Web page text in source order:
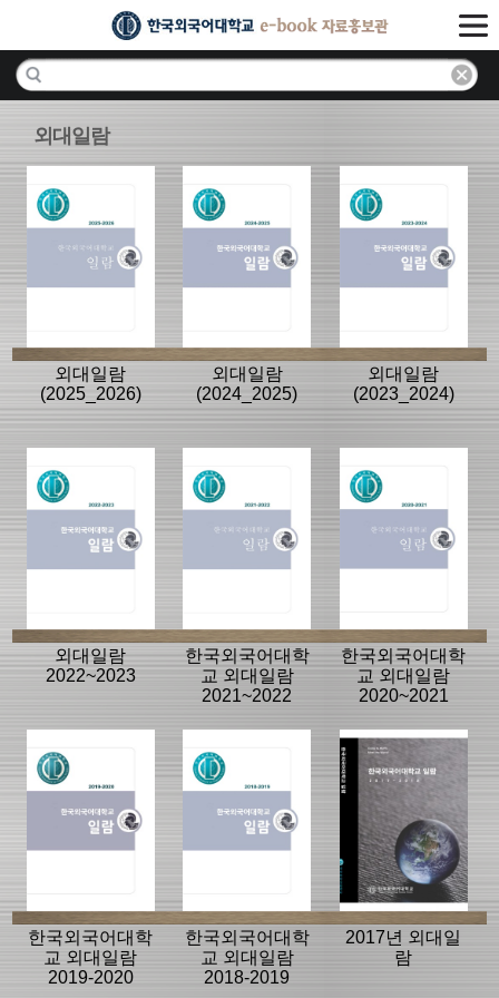
외대일람
외대일람
(2025_2026)
외대일람
(2024_2025)
외대일람
(2023_2024)
외대일람
2022~2023
한국외국어대학
교 외대일람
2021~2022
한국외국어대학
교 외대일람
2020~2021
한국외국어대학
교 외대일람
2019-2020
한국외국어대학
교 외대일람
2018-2019
2017년 외대일
람